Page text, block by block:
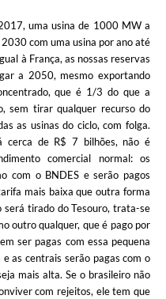
uma usina de 1000 MW a
com uma usina por ano até
à França, as nossas reservas
a 2050, mesmo exportando
que é 1/3 do que a
sem tirar qualquer recurso do
as usinas do ciclo, com folga.
cerca de R$ 7 bilhões, não é
comercial normal: os
com o BNDES e serão pagos
mais baixa que outra forma
será tirado do Tesouro, trata-se
outro qualquer, que é pago por
ser pagas com essa pequena
as centrais serão pagas com o
mais alta. Se o brasileiro não
com rejeitos, ele tem que